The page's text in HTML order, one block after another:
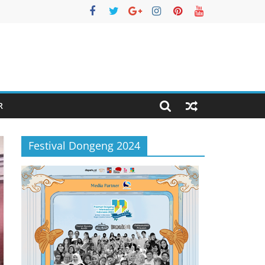
Festival Dongeng 2024